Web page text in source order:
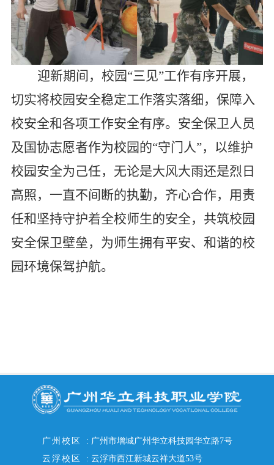
迎新期间，校园“三见”工作有序开展，
切实将校园安全稳定工作落实落细，保障入
校安全和各项工作安全有序。安全保卫人员
及国协志愿者作为校园的“守门人”，以维护
校园安全为己任，无论是大风大雨还是烈日
高照，一直不间断的执勤，齐心合作，用责
任和坚持守护着全校师生的安全，共筑校园
安全保卫壁垒，为师生拥有平安、和谐的校
园环境保驾护航。
广州校区 : 广州市增城广州华立科技园华立路7号
云浮校区
: 云浮市西江新城云祥大道53号